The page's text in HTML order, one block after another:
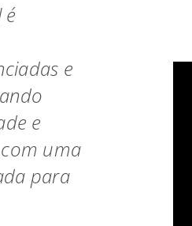
é
e
e
uma
para